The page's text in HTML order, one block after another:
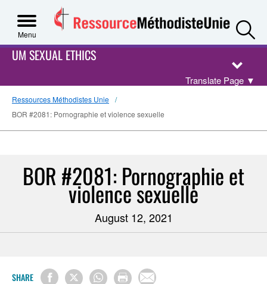
Menu
UM SEXUAL ETHICS
Translate Page ▼
Ressources Méthodistes Unie
BOR #2081: Pornographie et violence sexuelle
BOR #2081: Pornographie et
violence sexuelle
August 12, 2021
SHARE